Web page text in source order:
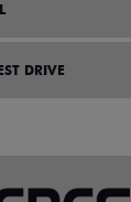
DRIVE